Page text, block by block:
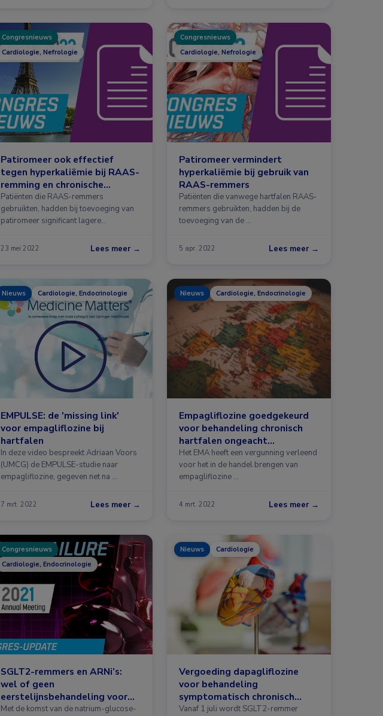
Congresnieuws
Cardiologie, Nefrologie
Patiromeer ook effectief
tegen hyperkaliëmie bij RAAS-
remming en chronische
nierschade
Patiënten die RAAS-remmers
gebruikten, hadden bij toevoeging van
patiromeer significant lagere
23 mei 2022 Lees meer →
Congresnieuws
Cardiologie, Nefrologie
Patiromeer vermindert
hyperkaliëmie bij gebruik van
RAAS-remmers
Patiënten die vanwege hartfalen RAAS-
remmers gebruikten, hadden bij de
toevoeging van de …
5 apr. 2022 Lees meer →
Nieuws Cardiologie, Endocrinologie
EMPULSE: de 'missing link'
voor empagliflozine bij
hartfalen
In deze video bespreekt Adriaan Voors
(UMCG) de EMPULSE-studie naar
empagliflozine, gegeven net na …
7 mrt. 2022 Lees meer →
Nieuws Cardiologie, Endocrinologie
Empagliflozine goedgekeurd
voor behandeling chronisch
hartfalen ongeacht
ejectiefractie
Het EMA heeft een vergunning verleend
voor het in de handel brengen van
empagliflozine …
4 mrt. 2022 Lees meer →
Congresnieuws
Cardiologie, Endocrinologie
SGLT2-remmers en ARNi’s:
wel of geen
eerstelijnsbehandeling voor
HFrEF?
Met de komst van de natrium-glucose-
Nieuws Cardiologie
Vergoeding dapagliflozine
voor behandeling
symptomatisch chronisch
hartfalen met verminderde
Vanaf 1 juli wordt SGLT2-remmer